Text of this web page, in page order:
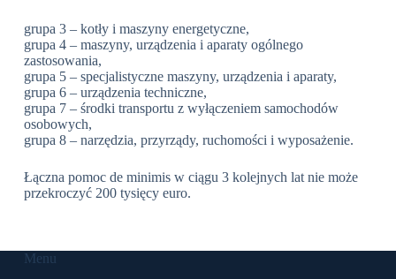
grupa 3 – kotły i maszyny energetyczne,
grupa 4 – maszyny, urządzenia i aparaty ogólnego
zastosowania,
grupa 5 – specjalistyczne maszyny, urządzenia i aparaty,
grupa 6 – urządzenia techniczne,
grupa 7 – środki transportu z wyłączeniem samochodów
osobowych,
grupa 8 – narzędzia, przyrządy, ruchomości i wyposażenie.
Łączna pomoc de minimis w ciągu 3 kolejnych lat nie może
przekroczyć 200 tysięcy euro.
Menu